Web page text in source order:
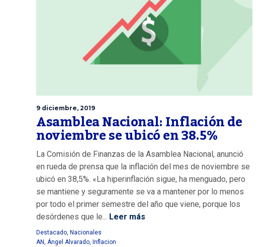
9 diciembre, 2019
Asamblea Nacional: Inflación de
noviembre se ubicó en 38.5%
La Comisión de Finanzas de la Asamblea Nacional, anunció
en rueda de prensa que la inflación del mes de noviembre se
ubicó en 38,5%. «La hiperinflación sigue, ha menguado, pero
se mantiene y seguramente se va a mantener por lo menos
por todo el primer semestre del año que viene, porque los
desórdenes que le... Leer más
Destacado, Nacionales
AN, Ángel Alvarado, Inflacion